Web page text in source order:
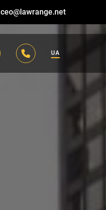
ceo@lawrange.net
UA